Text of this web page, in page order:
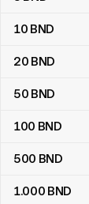
10 BND
20 BND
50 BND
100 BND
500 BND
1.000 BND